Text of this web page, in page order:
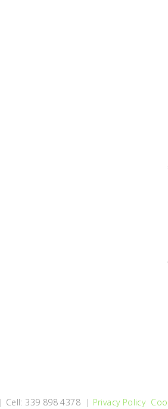
| Cell: 339 898 4378 | Privacy Policy